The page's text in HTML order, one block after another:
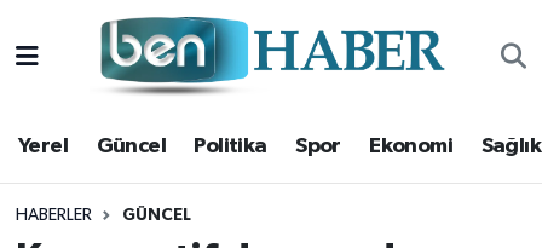
Yerel Güncel Politika Spor Ekonomi Sağlık
HABERLER GÜNCEL
Yerel
Güncel
Politika
Hava Durumu
Trafik Durumu
Süper Lig Puan Durumu ve Fikstür